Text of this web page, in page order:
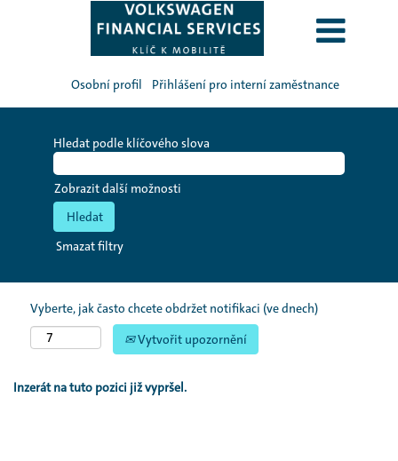
Osobní profil Přihlášení pro interní zaměstnance
Hledat podle klíčového slova
Zobrazit další možnosti
Smazat filtry
Vyberte, jak často chcete obdržet notifikaci (ve dnech)
Vytvořit upozornění
Inzerát na tuto pozici již vypršel.